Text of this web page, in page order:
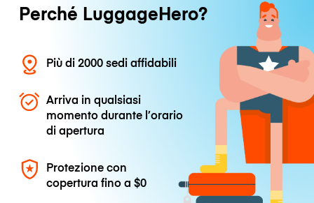
Perché LuggageHero?
Più di 2000 sedi affidabili
Arriva in qualsiasi
momento durante l’orario
di apertura
Protezione con
copertura fino a$0